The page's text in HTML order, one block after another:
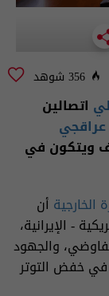
356 شوهد
اتصالين
ويتكون في
الخارجية أن
- الإيرانية،
والجهود
في خفض التوتر